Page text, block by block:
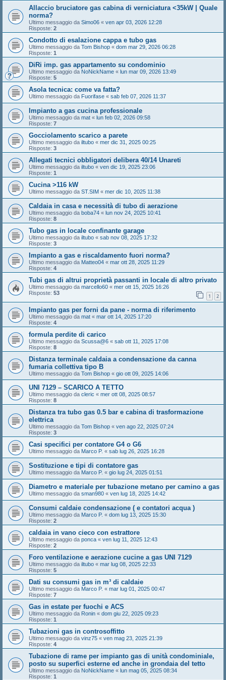
Allaccio bruciatore gas cabina di verniciatura <35kW | Quale
norma?
Ultimo messaggio da Simo06 « ven apr 03, 2026 12:28
Risposte: 2
Condotto di esalazione cappa e tubo gas
Ultimo messaggio da Tom Bishop « dom mar 29, 2026 06:28
Risposte: 1
DiRi imp. gas appartamento su condominio
Ultimo messaggio da NoNickName « lun mar 09, 2026 13:49
Risposte: 5
Asola tecnica: come va fatta?
Ultimo messaggio da Fuorifase « sab feb 07, 2026 11:37
Impianto a gas cucina professionale
Ultimo messaggio da mat « lun feb 02, 2026 09:58
Risposte: 7
Gocciolamento scarico a parete
Ultimo messaggio da iltubo « mer dic 31, 2025 00:25
Risposte: 3
Allegati tecnici obbligatori delibera 40/14 Unareti
Ultimo messaggio da iltubo « ven dic 19, 2025 23:06
Risposte: 1
Cucina >116 kW
Ultimo messaggio da ST.SIM « mer dic 10, 2025 11:38
Caldaia in casa e necessità di tubo di aerazione
Ultimo messaggio da boba74 « lun nov 24, 2025 10:41
Risposte: 8
Tubo gas in locale confinante garage
Ultimo messaggio da iltubo « sab nov 08, 2025 17:32
Risposte: 3
Impianto a gas e riscaldamento fuori norma?
Ultimo messaggio da Matteo04 « mar ott 28, 2025 11:29
Risposte: 4
Tubi gas di altrui proprietà passanti in locale di altro privato
Ultimo messaggio da marcello60 « mer ott 15, 2025 16:26
Risposte: 53 1 2
Impianto gas per forni da pane - norma di riferimento
Ultimo messaggio da mat « mar ott 14, 2025 17:20
Risposte: 4
formula perdite di carico
Ultimo messaggio da Scussa@6 « sab ott 11, 2025 17:08
Risposte: 8
Distanza terminale caldaia a condensazione da canna
fumaria collettiva tipo B
Ultimo messaggio da Tom Bishop « gio ott 09, 2025 14:06
UNI 7129 – SCARICO A TETTO
Ultimo messaggio da cleric « mer ott 08, 2025 08:57
Risposte: 8
Distanza tra tubo gas 0.5 bar e cabina di trasformazione
elettrica
Ultimo messaggio da Tom Bishop « ven ago 22, 2025 07:24
Risposte: 3
Casi specifici per contatore G4 o G6
Ultimo messaggio da Marco P. « sab lug 26, 2025 16:28
Sostituzione e tipi di contatore gas
Ultimo messaggio da Marco P. « gio lug 24, 2025 01:51
Diametro e materiale per tubazione metano per camino a gas
Ultimo messaggio da sman980 « ven lug 18, 2025 14:42
Consumi caldaie condensazione ( e contatori acqua )
Ultimo messaggio da Marco P. « dom lug 13, 2025 15:30
Risposte: 2
caldaia in vano cieco con estrattore
Ultimo messaggio da ponca « ven lug 11, 2025 12:43
Risposte: 2
Foro ventilazione e aerazione cucine a gas UNI 7129
Ultimo messaggio da iltubo « mar lug 08, 2025 22:33
Risposte: 5
Dati su consumi gas in m³ di caldaie
Ultimo messaggio da Marco P. « mar lug 01, 2025 00:47
Risposte: 7
Gas in estate per fuochi e ACS
Ultimo messaggio da Ronin « dom giu 22, 2025 09:23
Risposte: 1
Tubazioni gas in controsoffitto
Ultimo messaggio da vinz75 « ven mag 23, 2025 21:39
Risposte: 4
Tubazione di rame per impianto gas di unità condominiale,
posto su superfici esterne ed anche in grondaia del tetto
Ultimo messaggio da NoNickName « lun mag 05, 2025 08:34
Risposte: 1